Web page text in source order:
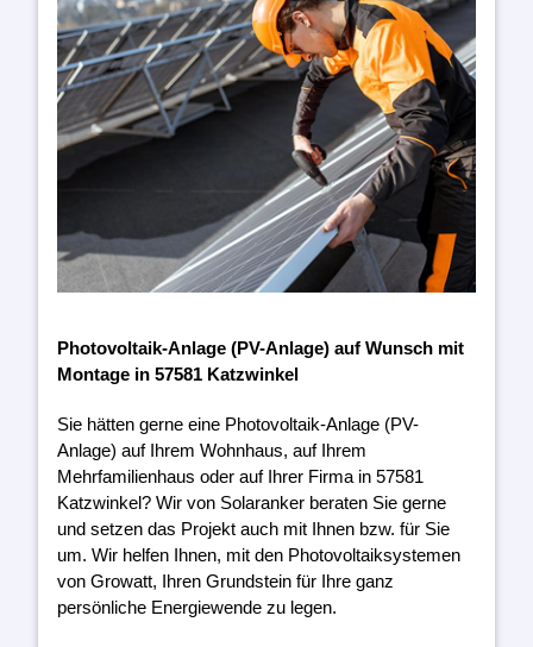
Photovoltaik-Anlage (PV-Anlage) auf Wunsch mit
Montage in 57581 Katzwinkel
Sie hätten gerne eine Photovoltaik-Anlage (PV-
Anlage) auf Ihrem Wohnhaus, auf Ihrem
Mehrfamilienhaus oder auf Ihrer Firma in 57581
Katzwinkel? Wir von Solaranker beraten Sie gerne
und setzen das Projekt auch mit Ihnen bzw. für Sie
um. Wir helfen Ihnen, mit den Photovoltaiksystemen
von Growatt, Ihren Grundstein für Ihre ganz
persönliche Energiewende zu legen.